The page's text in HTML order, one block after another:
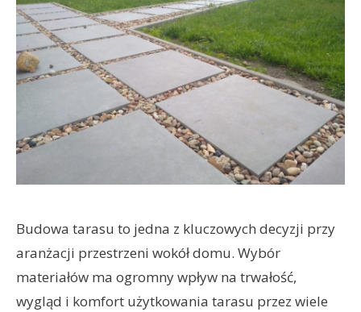
Budowa tarasu to jedna z kluczowych decyzji przy
aranżacji przestrzeni wokół domu. Wybór
materiałów ma ogromny wpływ na trwałość,
wygląd i komfort użytkowania tarasu przez wiele